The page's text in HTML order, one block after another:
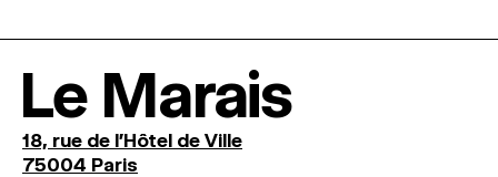
Le Marais
18, rue de l'Hôtel de Ville
75004 Paris